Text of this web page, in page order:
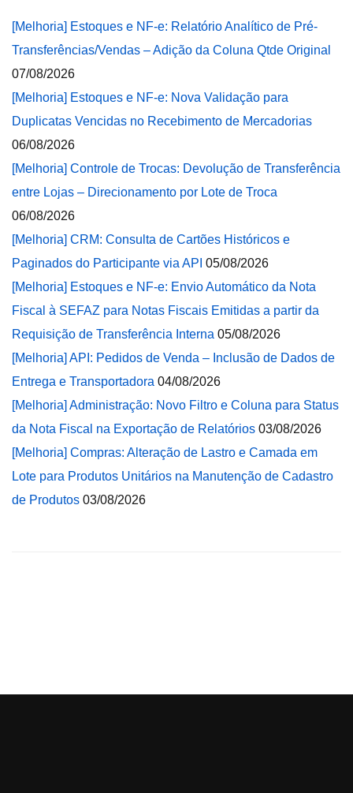
[Melhoria] Estoques e NF-e: Relatório Analítico de Pré-
Transferências/Vendas – Adição da Coluna Qtde Original
07/08/2026
[Melhoria] Estoques e NF-e: Nova Validação para
Duplicatas Vencidas no Recebimento de Mercadorias
06/08/2026
[Melhoria] Controle de Trocas: Devolução de Transferência
entre Lojas – Direcionamento por Lote de Troca
06/08/2026
[Melhoria] CRM: Consulta de Cartões Históricos e
Paginados do Participante via API 05/08/2026
[Melhoria] Estoques e NF-e: Envio Automático da Nota
Fiscal à SEFAZ para Notas Fiscais Emitidas a partir da
Requisição de Transferência Interna 05/08/2026
[Melhoria] API: Pedidos de Venda – Inclusão de Dados de
Entrega e Transportadora 04/08/2026
[Melhoria] Administração: Novo Filtro e Coluna para Status
da Nota Fiscal na Exportação de Relatórios 03/08/2026
[Melhoria] Compras: Alteração de Lastro e Camada em
Lote para Produtos Unitários na Manutenção de Cadastro
de Produtos 03/08/2026